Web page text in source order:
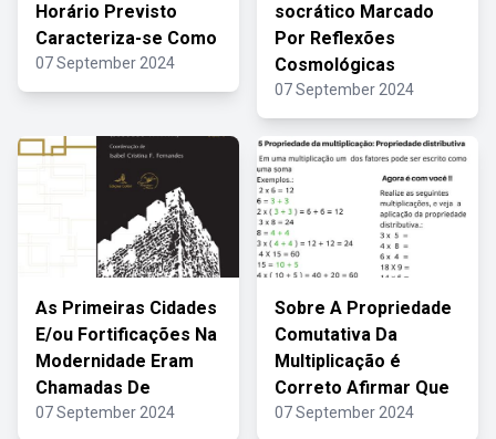
Horário Previsto
Caracteriza-se Como
07 September 2024
socrático Marcado
Por Reflexões
Cosmológicas
07 September 2024
As Primeiras Cidades
E/ou Fortificações Na
Modernidade Eram
Chamadas De
07 September 2024
Sobre A Propriedade
Comutativa Da
Multiplicação é
Correto Afirmar Que
07 September 2024